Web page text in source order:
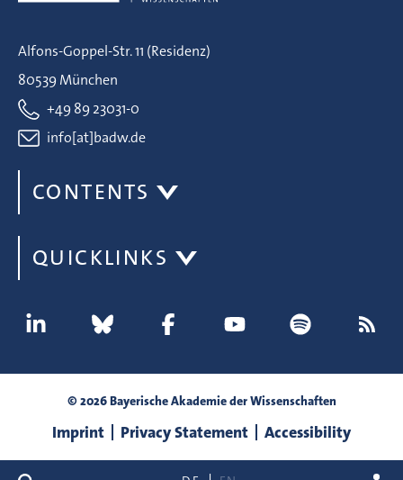
Alfons-Goppel-Str. 11 (Residenz)
80539 München
+49 89 23031-0
info[at]badw.de
CONTENTS
QUICKLINKS
© 2026 Bayerische Akademie der Wissenschaften
Imprint Privacy Statement Accessibility